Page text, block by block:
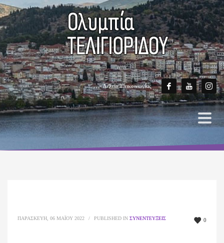
Δελτίο Επικοινωνίας
0
ΠΑΡΑΣΚΕΥΉ, 06 ΜΑΪ́ΟΥ 2022 / PUBLISHED IN ΣΥΝΕΝΤΕΎΞΕΙΣ